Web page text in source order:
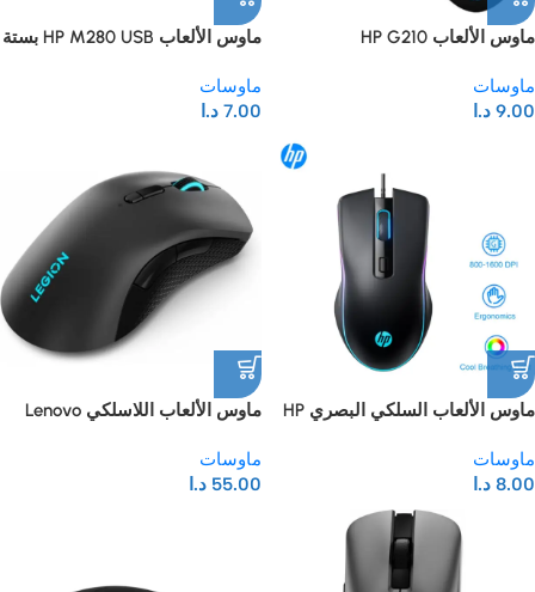
ماوس الألعاب HP G210
ماوسات
9.00 د.ا
ماوس الألعاب HP M280 USB بستة
وويندوز – أسود
ماوسات
7.00 د.ا
ماوس الألعاب السلكي البصري HP
وكابل بطول 1.8 متر، مناسب
للاستخدام المكتبي والألعاب وأجهزة
الكمبيوتر المحمولة.
ماوسات
8.00 د.ا
ماوس الألعاب اللاسلكي Lenovo
ماوسات
55.00 د.ا